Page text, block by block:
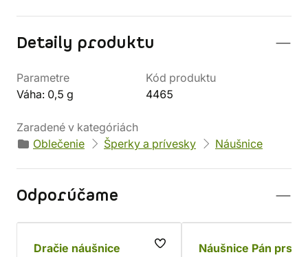
Detaily produktu
Parametre
Váha: 0,5 g
Kód produktu
4465
Zaradené v kategóriách
Oblečenie
Šperky a prívesky Náušnice
Odporúčame
Dračie náušnice
Náušnice Pán